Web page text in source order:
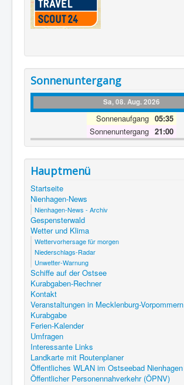
Sonnenuntergang
Sa, 08. Aug. 2026
Sonnenaufgang 05:35
Sonnenuntergang 21:00
Hauptmenü
Startseite
Nienhagen-News
Nienhagen-News - Archiv
Gespensterwald
Wetter und Klima
Wettervorhersage für morgen
Niederschlags-Radar
Unwetter-Warnung
Schiffe auf der Ostsee
Kurabgaben-Rechner
Kontakt
Veranstaltungen in Mecklenburg-Vorpommern
Kurabgabe
Ferien-Kalender
Umfragen
Interessante Links
Landkarte mit Routenplaner
Öffentliches WLAN im Ostseebad Nienhagen
Öffentlicher Personennahverkehr (ÖPNV)